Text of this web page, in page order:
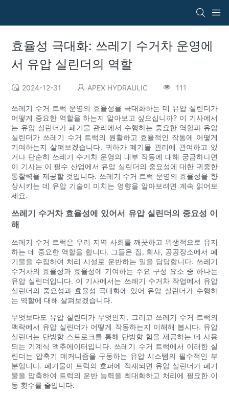
효율성 극대화: 쓰레기 수거차 운영에
서 유압 실린더의 역할
2024-12-31 APEX HYDRAULIC 111
쓰레기 수거 트럭 운영의 효율성을 극대화하는 데 유압 실린더가
어떻게 중요한 역할을 하는지 알아보고 싶으십니까? 이 기사에서
는 유압 실린더가 폐기물 관리에서 수행하는 중요한 역할과 유압
실린더가 쓰레기 수거 트럭의 원활하고 효율적인 작동에 어떻게
기여하는지 살펴보겠습니다. 귀하가 폐기물 관리에 관여하고 있
거나 단순히 쓰레기 수거차 운영의 내부 작동에 대해 궁금하다면
이 기사는 이 필수 산업에서 유압 실린더의 중요성에 대한 귀중한
통찰력을 제공할 것입니다. 쓰레기 수거 트럭 운영의 효율성을 향
상시키는 데 유압 기술이 미치는 영향을 알아보려면 계속 읽어보
세요.
쓰레기 수거차 효율성에 있어서 유압 실린더의 중요성 이
해
쓰레기 수거 트럭은 우리 지역 사회를 깨끗하고 위생적으로 유지
하는 데 중요한 역할을 합니다. 그들은 집, 회사, 공공장소에서 폐
기물을 수집하여 처리 시설로 운반하는 일을 담당합니다. 쓰레기
수거차의 효율성과 효율성에 기여하는 주요 구성 요소 중 하나는
유압 실린더입니다. 이 기사에서는 쓰레기 수거차 작업에서 유압
실린더의 중요성과 효율성 극대화에 있어 유압 실린더가 수행하
는 역할에 대해 살펴보겠습니다.
무엇보다도 유압 실린더가 무엇인지, 그리고 쓰레기 수거 트럭의
맥락에서 유압 실린더가 어떻게 작동하는지 이해해 봅시다. 유압
실린더는 단방향 스트로크를 통해 단방향 힘을 제공하는 데 사용
되는 기계식 액추에이터입니다. 쓰레기 수거 트럭에서 이러한 실
린더는 압축기 메커니즘을 구동하는 유압 시스템의 필수적인 부
분입니다. 폐기물이 트럭의 호퍼에 적재되면 유압 실린더가 폐기
물을 압축하여 트럭의 운반 능력을 최대화하고 처리에 필요한 이
동 횟수를 줄입니다.